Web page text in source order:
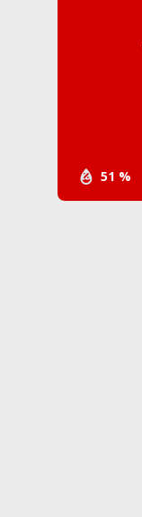
51 %